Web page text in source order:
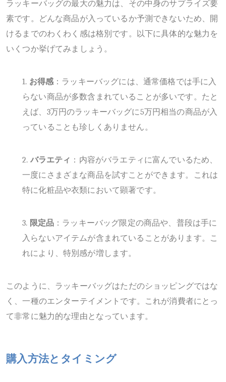
ラッキーバッグの最大の魅力は、その中身のサプライズ要
素です。どんな商品が入っているか予測できないため、開
けるまでのわくわく感は格別です。以下に具体的な魅力を
いくつか挙げてみましょう。
1. お得感 ：ラッキーバッグには、通常価格では手に入
らない商品が多数含まれていることが多いです。たと
えば、 3万円のラッキーバッグに5万円相当の商品が入
っていることも珍しくありません。
2. バラエティ ：内容がバラエティに富んでいるため、
一度にさまざまな商品を試すことができます。これは
特に化粧品や衣類において顕著です。
3. 限定品 ：ラッキーバッグ限定の商品や、普段は手に
入らないアイテムが含まれていることがあります。こ
れにより、特別感が増します。
このように、ラッキーバッグはただのショッピングではな
く、一種のエンターテイメントです。これが消費者にとっ
て非常に魅力的な理由となっています。
購入方法とタイミング